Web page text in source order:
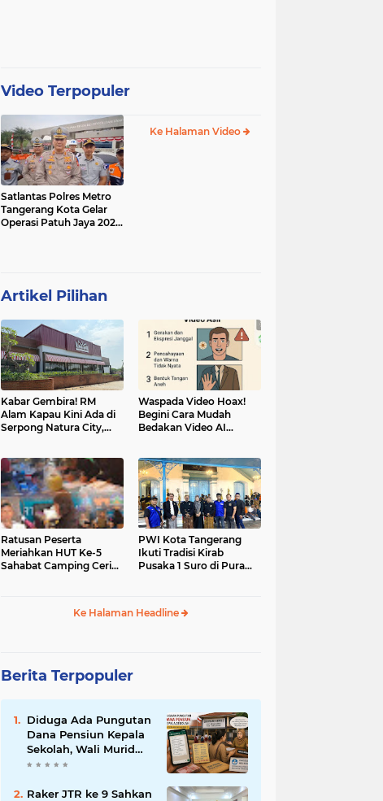
Video Terpopuler
Satlantas Polres Metro
Tangerang Kota Gelar
Operasi Patuh Jaya 2025,
Ke Halaman Video
Artikel Pilihan
Kabar Gembira! RM
Alam Kapau Kini Ada di
Serpong Natura City,
Waspada Video Hoax!
Begini Cara Mudah
Bedakan Video AI
Ratusan Peserta
Meriahkan HUT Ke-5
Sahabat Camping Ceria,
PWI Kota Tangerang
Ikuti Tradisi Kirab
Pusaka 1 Suro di Pura
Ke Halaman Headline
Berita Terpopuler
Diduga Ada Pungutan
Dana Pensiun Kepala
Sekolah, Wali Murid
SDN Pasar Kemis 2
Pengaduan
Raker JTR ke 9 Sahkan